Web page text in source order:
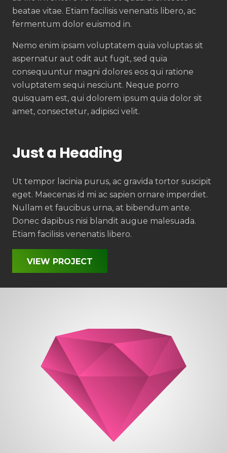
beatae vitae. Etiam facilisis venenatis libero, ac
fermentum dolor euismod in.
Nemo enim ipsam voluptatem quia voluptas sit
aspernatur aut odit aut fugit, sed quia
consequuntur magni dolores eos qui ratione
voluptatem sequi nesciunt. Neque porro
quisquam est, qui dolorem ipsum quia dolor sit
amet, consectetur, adipisci velit.
Just a Heading
Ut tempor lacinia purus, ac gravida tortor suscipit
eget. Maecenas id mi ac sapien ornare imperdiet.
Nullam et faucibus urna, at bibendum ante.
Donec dapibus nisi blandit augue malesuada.
Etiam facilisis venenatis libero.
VIEW PROJECT